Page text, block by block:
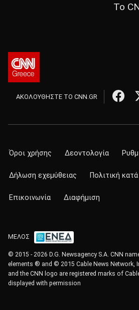
Το
ΑΚΟΛΟΥΘΗΣΤΕ ΤΟ CNN.GR
Όροι χρήσης Δεοντολογία
Δήλωση εχεμύθειας Πολιτική
Επικοινωνία Διαφήμιση
ΜΕΛΟΣ
© 2015 - 2026 D.G. Newsagency S.A. CNN
elements ® and © 2015 Cable News Network,
and the CNN logo are registered marks of
displayed with permission